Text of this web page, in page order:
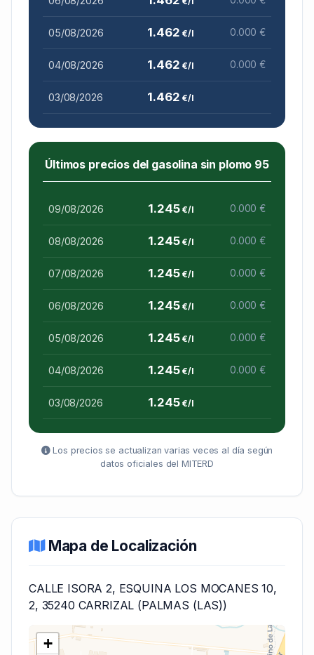
05/08/2026 1.462€/l 0.000 €
04/08/2026 1.462€/l 0.000 €
03/08/2026 1.462€/l
Últimos precios del gasolina sin plomo 95
09/08/2026 1.245€/l 0.000 €
08/08/2026 1.245€/l 0.000 €
07/08/2026 1.245€/l 0.000 €
06/08/2026 1.245€/l 0.000 €
05/08/2026 1.245€/l 0.000 €
04/08/2026 1.245€/l 0.000 €
03/08/2026 1.245€/l
Los precios se actualizan varias veces al día según
datos oficiales del MITERD
Mapa de Localización
CALLE ISORA 2, ESQUINA LOS MOCANES 10,
2, 35240 CARRIZAL (PALMAS (LAS))
+